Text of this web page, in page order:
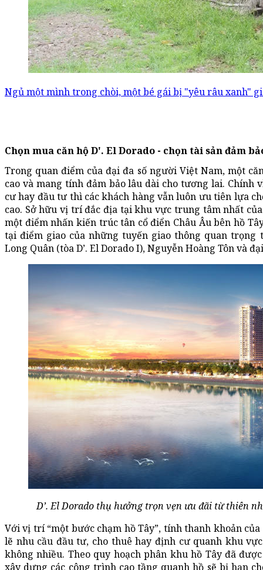
Ngủ một mình trong chòi, một bé gái bị "yêu râu xanh"
Chọn mua căn hộ D'. El Dorado - chọn tài sản đảm
Trong quan điểm của đại đa số người Việt Nam, một
cao và mang tính đảm bảo lâu dài cho tương lai. Chính
cư hay đầu tư thì các khách hàng vẫn luôn ưu tiên lựa
cao. Sở hữu vị trí đắc địa tại khu vực trung tâm nhất
một điểm nhấn kiến trúc tân cổ điển Châu Âu bên hồ
tại điểm giao của những tuyến giao thông quan trọng
Long Quân (tòa D’. El Dorado I), Nguyễn Hoàng Tôn và
D’. El Dorado thụ hưởng trọn vẹn ưu đãi từ thiên
Với vị trí “một bước chạm hồ Tây”, tính thanh khoản của
lẽ nhu cầu đầu tư, cho thuê hay định cư quanh khu
không nhiều. Theo quy hoạch phân khu hồ Tây đã
xây dựng các công trình cao tầng quanh hồ sẽ bị hạn